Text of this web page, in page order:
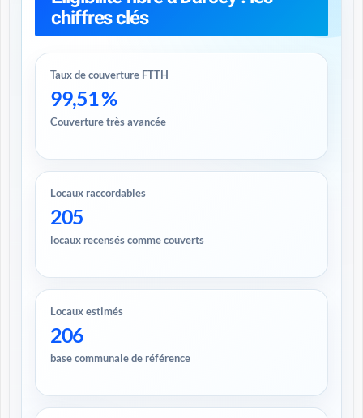
chiffres clés
Taux de couverture FTTH
99,51 %
Couverture très avancée
Locaux raccordables
205
locaux recensés comme couverts
Locaux estimés
206
base communale de référence